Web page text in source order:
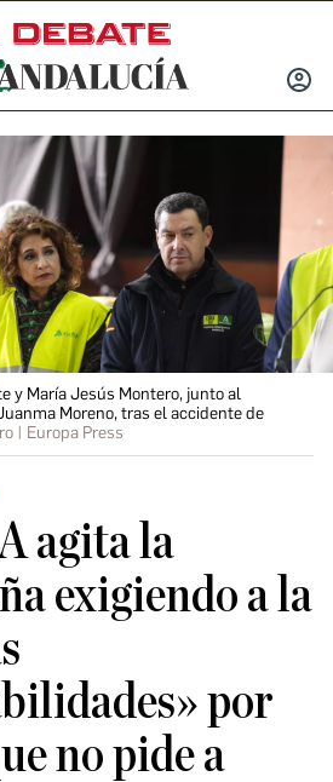
INICIAR
y María Jesús Montero, junto al
Moreno, tras el accidente de
| Europa Press
agita la
exigiendo a la
por
no pide a